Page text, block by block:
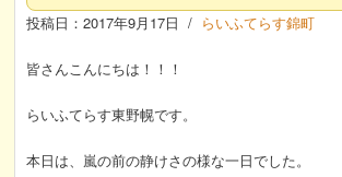
投稿日：2017年9月17日 / らいふてらす錦町
皆さんこんにちは！！！
らいふてらす東野幌です。
本日は、嵐の前の静けさの様な一日でした。